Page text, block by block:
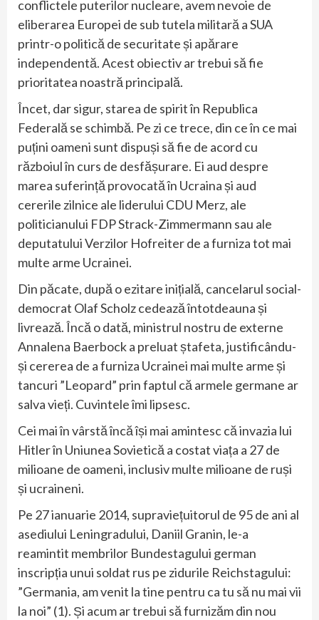
conflictele puterilor nucleare, avem nevoie de
eliberarea Europei de sub tutela militară a SUA
printr-o politică de securitate și apărare
independentă. Acest obiectiv ar trebui să fie
prioritatea noastră principală.
Încet, dar sigur, starea de spirit în Republica
Federală se schimbă. Pe zi ce trece, din ce în ce mai
puțini oameni sunt dispuși să fie de acord cu
războiul în curs de desfășurare. Ei aud despre
marea suferință provocată în Ucraina și aud
cererile zilnice ale liderului CDU Merz, ale
politicianului FDP Strack-Zimmermann sau ale
deputatului Verzilor Hofreiter de a furniza tot mai
multe arme Ucrainei.
Din păcate, după o ezitare inițială, cancelarul social-
democrat Olaf Scholz cedează întotdeauna și
livrează. Încă o dată, ministrul nostru de externe
Annalena Baerbock a preluat ștafeta, justificându-
și cererea de a furniza Ucrainei mai multe arme și
tancuri ”Leopard” prin faptul că armele germane ar
salva vieți. Cuvintele îmi lipsesc.
Cei mai în vârstă încă își mai amintesc că invazia lui
Hitler în Uniunea Sovietică a costat viața a 27 de
milioane de oameni, inclusiv multe milioane de ruși
și ucraineni.
Pe 27 ianuarie 2014, supraviețuitorul de 95 de ani al
asediului Leningradului, Daniil Granin, le-a
reamintit membrilor Bundestagului german
inscripția unui soldat rus pe zidurile Reichstagului:
”Germania, am venit la tine pentru ca tu să nu mai vii
la noi” (1). Și acum ar trebui să furnizăm din nou